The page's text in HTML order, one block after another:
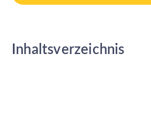
Inhaltsverzeichnis